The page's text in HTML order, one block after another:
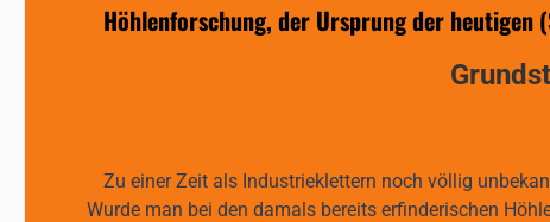
Höhlenforschung, der Ursprung der heutigen
Zu einer Zeit als Industrieklettern noch völlig
Wurde man bei den damals bereits erfinderischen